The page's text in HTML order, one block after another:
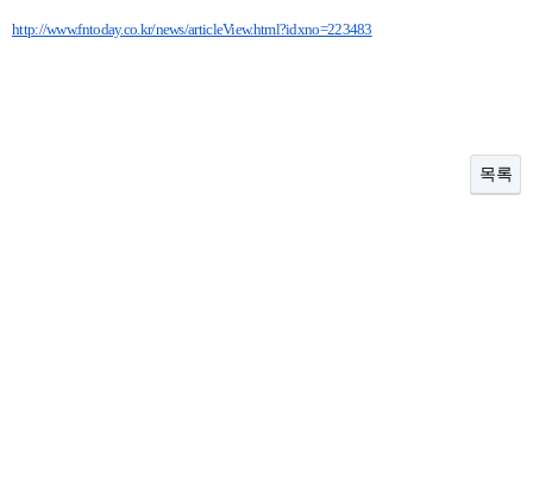
http://www.fntoday.co.kr/news/articleView.html?idxno=223483
목록